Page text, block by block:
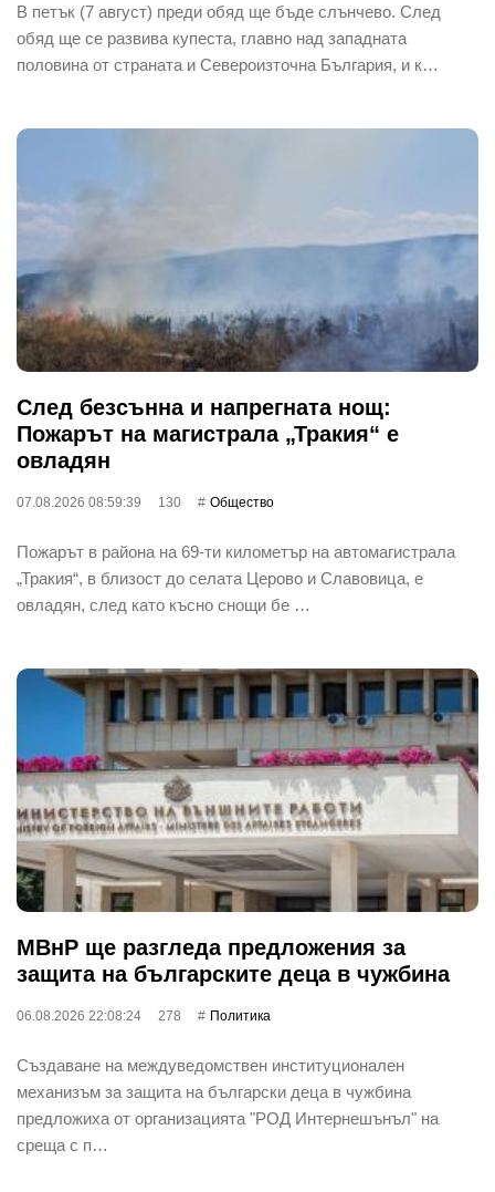
В петък (7 август) преди обяд ще бъде слънчево. След
обяд ще се развива купеста, главно над западната
половина от страната и Североизточна България, и к…
След безсънна и напрегната нощ:
Пожарът на магистрала „Тракия“ е
овладян
07.08.2026 08:59:39 130 Общество
Пожарът в района на 69-ти километър на автомагистрала
„Тракия“, в близост до селата Церово и Славовица, е
овладян, след като късно снощи бе …
МВнР ще разгледа предложения за
защита на българските деца в чужбина
06.08.2026 22:08:24 278 Политика
Създаване на междуведомствен институционален
механизъм за защита на български деца в чужбина
предложиха от организацията "РОД Интернешънъл" на
среща с п…